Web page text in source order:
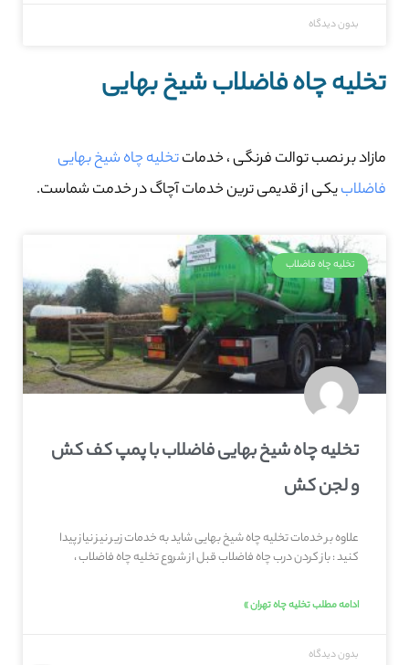
بدون دیدگاه
تخلیه چاه فاضلاب شیخ بهایی
مازاد بر نصب توالت فرنگی ، خدماتتخلیه چاه شیخ بهایی
فاضلابیکی از قدیمی ترین خدمات آچاگ در خدمت شماست.
تخلیه چاه فاضلاب
تخلیه چاه شیخ بهایی فاضلاب با پمپ کف کش
و لجن کش
علاوه بر خدمات تخلیه چاه شیخ بهایی شاید به خدمات زیر نیز نیاز پیدا
کنید : باز کردن درب چاه فاضلاب قبل از شروع تخلیه چاه فاضلاب ،
ادامه مطلب تخلیه چاه تهران »
بدون دیدگاه